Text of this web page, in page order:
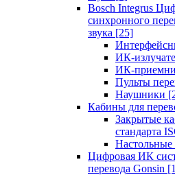
Bosch Integrus
синхронного
звука [25]
ИК-
ИК-
Пульты
Наушники
Кабины для
Закрытые
стандарта
Настольные
Цифровая ИК
перевода Gonsin